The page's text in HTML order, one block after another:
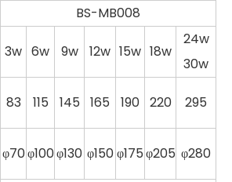
BS-MB008
3w 6w 9w 12w 15w 18w
24w
30w
83 115 145 165 190 220 295
φ70φ100φ130 φ150φ175φ205 φ280